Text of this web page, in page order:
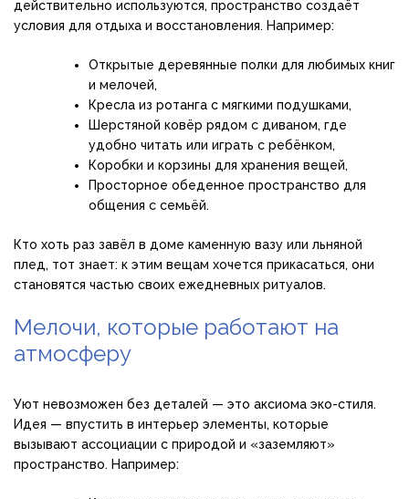
действительно используются, пространство создаёт
условия для отдыха и восстановления. Например:
Открытые деревянные полки для любимых книг
и мелочей,
Кресла из ротанга с мягкими подушками,
Шерстяной ковёр рядом с диваном, где
удобно читать или играть с ребёнком,
Коробки и корзины для хранения вещей,
Просторное обеденное пространство для
общения с семьёй.
Кто хоть раз завёл в доме каменную вазу или льняной
плед, тот знает: к этим вещам хочется прикасаться, они
становятся частью своих ежедневных ритуалов.
Мелочи, которые работают на
атмосферу
Уют невозможен без деталей — это аксиома эко-стиля.
Идея — впустить в интерьер элементы, которые
вызывают ассоциации с природой и «заземляют»
пространство. Например: